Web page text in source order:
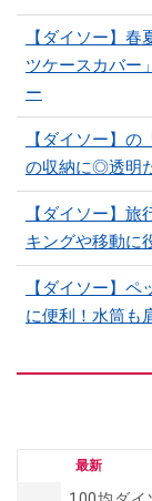
【ダイソー】
ツケースカバー
ー
【ダイソー】
の収納に◎透明
【ダイソー】
キングや移動に
【ダイソー】
に便利！水筒も
最新